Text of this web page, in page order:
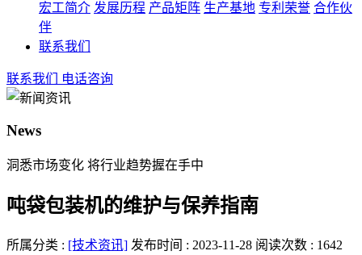
宏工简介 发展历程 产品矩阵 生产基地 专利荣誉 合作伙
伴
联系我们
联系我们 电话咨询
News
洞悉市场变化 将行业趋势握在手中
吨袋包装机的维护与保养指南
所属分类 : [技术资讯] 发布时间 : 2023-11-28 阅读次数 : 1642